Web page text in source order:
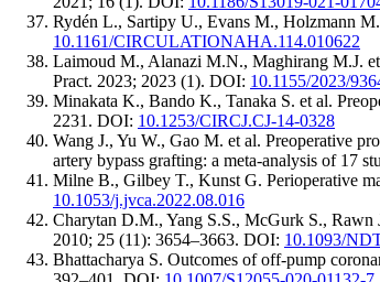
Rydén L., Sartipy U., Evans M., Holzmann
10.1161/CIRCULATIONAHA.114.010622
Laimoud M., Alanazi M.N., Maghirang M.J.
Pract. 2023; 2023 (1). DOI: 10.1155/2023/
Minakata K., Bando K., Tanaka S. et al.
2231. DOI: 10.1253/CIRCJ.CJ-14-0328
Wang J., Yu W., Gao M. et al. Preoperative
artery bypass grafting: a meta-analysis of 17
Milne B., Gilbey T., Kunst G. Perioperative
10.1053/j.jvca.2022.08.016
Charytan D.M., Yang S.S., McGurk S., Rawn
2010; 25 (11): 3654–3663. DOI: 10.1093/
Bhattacharya S. Outcomes of off-pump